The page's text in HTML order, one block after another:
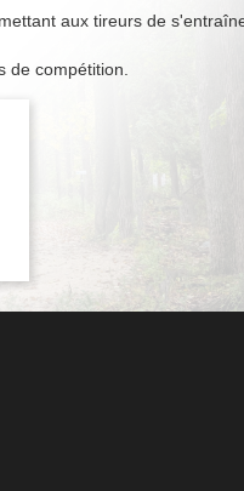
aux tireurs de
de compétition.